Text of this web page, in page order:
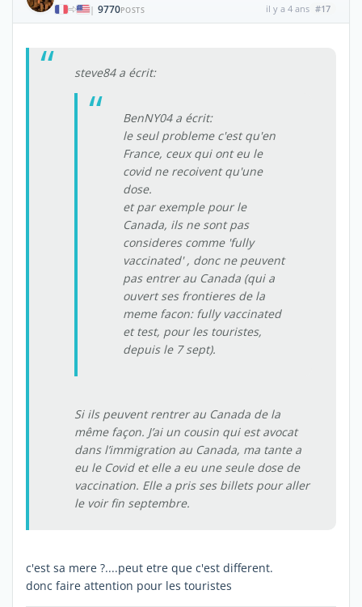
| 9770POSTS il y a 4 ans #17
steve84 a écrit:
BenNY04 a écrit:
le seul probleme c'est qu'en
France, ceux qui ont eu le
covid ne recoivent qu'une
dose.
et par exemple pour le
Canada, ils ne sont pas
consideres comme 'fully
vaccinated' , donc ne peuvent
pas entrer au Canada (qui a
ouvert ses frontieres de la
meme facon: fully vaccinated
et test, pour les touristes,
depuis le 7 sept).
Si ils peuvent rentrer au Canada de la
même façon. J’ai un cousin qui est avocat
dans l’immigration au Canada, ma tante a
eu le Covid et elle a eu une seule dose de
vaccination. Elle a pris ses billets pour aller
le voir fin septembre.
c'est sa mere ?....peut etre que c'est different.
donc faire attention pour les touristes